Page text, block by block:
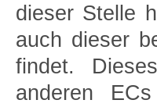
dieser Stelle
auch dieser
findet.
anderen